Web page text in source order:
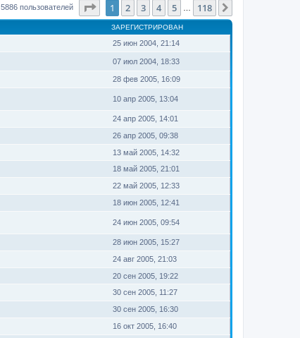
5886 пользователей Страница1 из 118
1 2 3 4 5 118
ЗАРЕГИСТРИРОВАН
25 июн 2004, 21:14
07 июл 2004, 18:33
28 фев 2005, 16:09
10 апр 2005, 13:04
24 апр 2005, 14:01
26 апр 2005, 09:38
13 май 2005, 14:32
18 май 2005, 21:01
22 май 2005, 12:33
18 июн 2005, 12:41
24 июн 2005, 09:54
28 июн 2005, 15:27
24 авг 2005, 21:03
20 сен 2005, 19:22
30 сен 2005, 11:27
30 сен 2005, 16:30
16 окт 2005, 16:40